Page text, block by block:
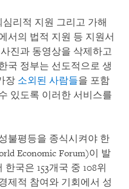
리적 지원 그리고 가해
서의 법적 지원 등 지원서
진과 동영상을 삭제하고
국 정부는 선도적으로 생
장 소외된 사람들을 포함
있도록 이러한 서비스를
불평등을 종식시켜야 한
Economic Forum)이 발
한국은 153개국 중 108위
제적 참여와 기회에서 성